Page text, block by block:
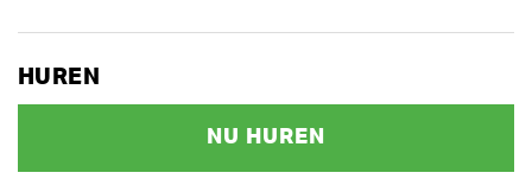
Max. lengte panelen dak: 8 m
HUREN
NU HUREN